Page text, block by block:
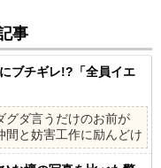
事
ブチギレ!?「全員イエ
グダ言うだけのお前が
間と妨害工作に励んどけ